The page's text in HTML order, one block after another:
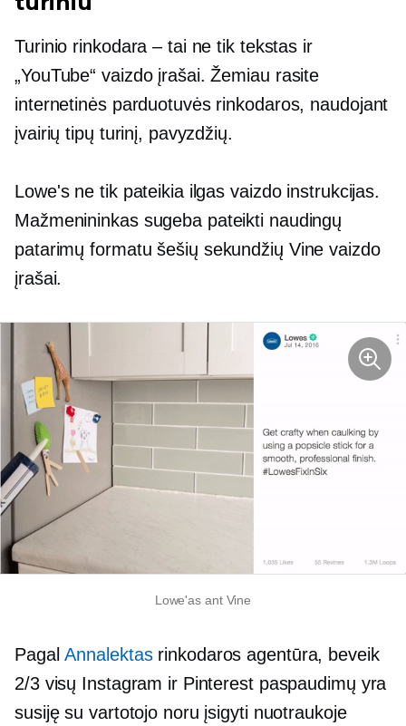
Turinio rinkodara – tai ne tik tekstas ir
„YouTube“ vaizdo įrašai. Žemiau rasite
internetinės parduotuvės rinkodaros, naudojant
įvairių tipų turinį, pavyzdžių.
Lowe's ne tik pateikia ilgas vaizdo instrukcijas.
Mažmenininkas sugeba pateikti naudingų
patarimų formatušešių sekundžių Vine vaizdo
įrašai.
Lowe'as ant Vine
PagalAnnalektasrinkodaros agentūra, beveik
2/3 visų Instagram ir Pinterest paspaudimų yra
susiję su vartotojo noru įsigyti nuotraukoje